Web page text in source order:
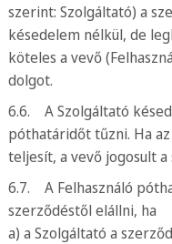
szerint: Szolgáltató) a
késedelem nélkül, de
köteles a vevő
dolgot.
6.6. A Szolgáltató
póthatáridőt tűzni. Ha
teljesít, a vevő jogosult
6.7. A Felhasználó
szerződéstől elállni, ha
a) a Szolgáltató a